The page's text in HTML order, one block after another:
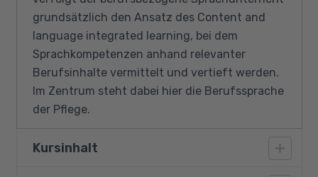
grundsätzlich den Ansatz des Content and
language integrated learning, bei dem
Sprachkompetenzen anhand relevanter
Berufsinhalte vermittelt und vertieft werden.
Im Zentrum steht dabei hier die Berufssprache
der Pflege.
Kursinhalt